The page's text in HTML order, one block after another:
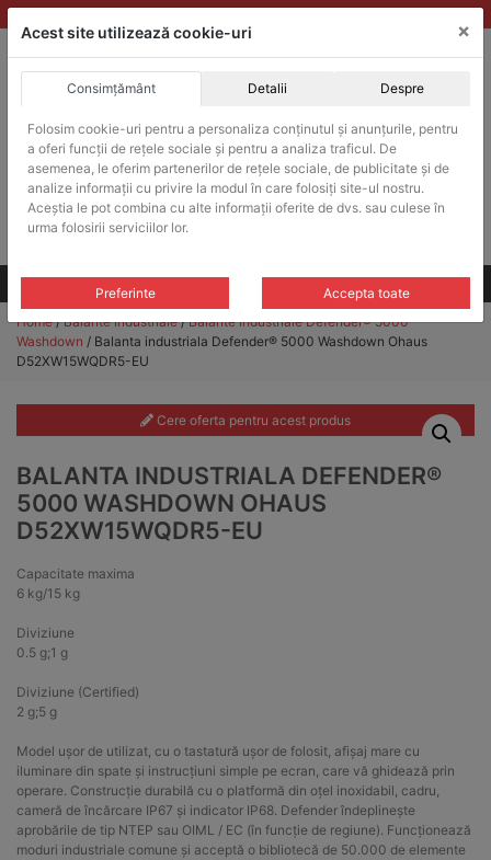
Skip
to
ACHIZITII PUBLICE
Produsele pot fi achizitionate si in sistemul SEAP / SICAP
Products
search
CAUTARE
Toate produsele
Home/Balante industriale/Balante industriale Defender® 5000
Washdown / Balanta industriala Defender® 5000 Washdown Ohaus
D52XW15WQDR5-EU
Cere oferta pentru acest produs
BALANTA INDUSTRIALA DEFENDER®
5000 WASHDOWN OHAUS
D52XW15WQDR5-EU
Capacitate maxima
6 kg/15 kg
Diviziune
0.5 g;1 g
Diviziune (Certified)
2 g;5 g
Model ușor de utilizat, cu o tastatură ușor de folosit, afișaj mare cu
iluminare din spate și instrucțiuni simple pe ecran, care vă ghidează prin
operare. Construcție durabilă cu o platformă din oțel inoxidabil, cadru,
cameră de încărcare IP67 și indicator IP68. Defender îndeplinește
aprobările de tip NTEP sau OIML / EC (în funcție de regiune). Funcționează
moduri industriale comune și acceptă o bibliotecă de 50.000 de elemente
Acest site utilizează cookie-uri ×
Consimțământ Detalii Despre
Folosim cookie-uri pentru a personaliza conținutul și anunțurile, pentru
a oferi funcții de rețele sociale și pentru a analiza traficul. De
asemenea, le oferim partenerilor de rețele sociale, de publicitate și de
analize informații cu privire la modul în care folosiți site-ul nostru.
Aceștia le pot combina cu alte informații oferite de dvs. sau culese în
urma folosirii serviciilor lor.
Preferinte Accepta toate